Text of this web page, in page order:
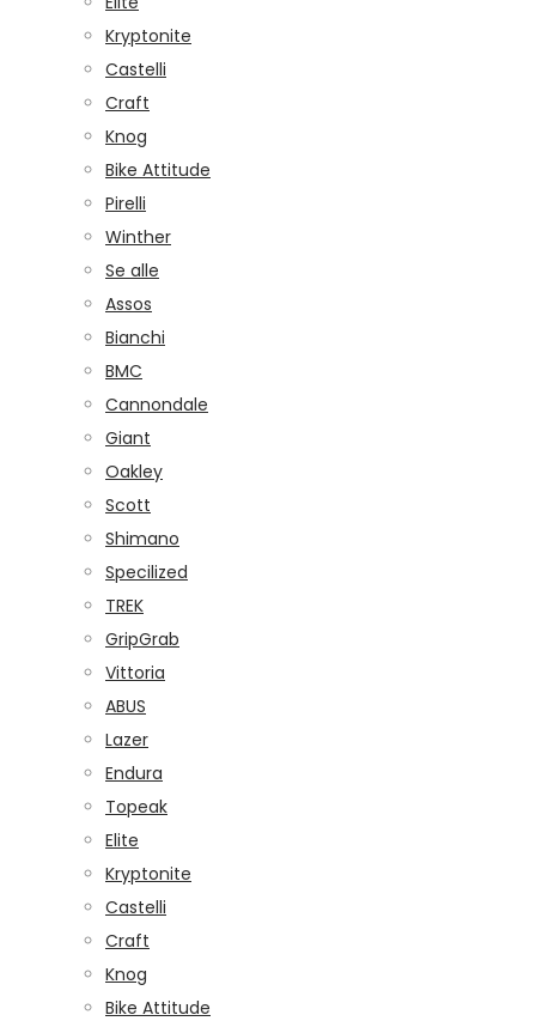
Kryptonite
Castelli
Craft
Knog
Bike Attitude
Pirelli
Winther
Se alle
Assos
Bianchi
BMC
Cannondale
Giant
Oakley
Scott
Shimano
Specilized
TREK
GripGrab
Vittoria
ABUS
Lazer
Endura
Topeak
Elite
Kryptonite
Castelli
Craft
Knog
Bike Attitude